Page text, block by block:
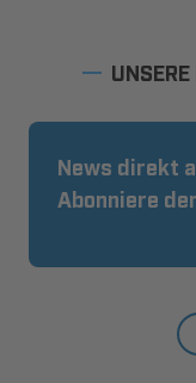
News direkt
Abonniere